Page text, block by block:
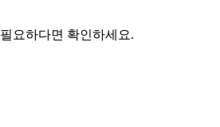
요하다면 확인하세요.